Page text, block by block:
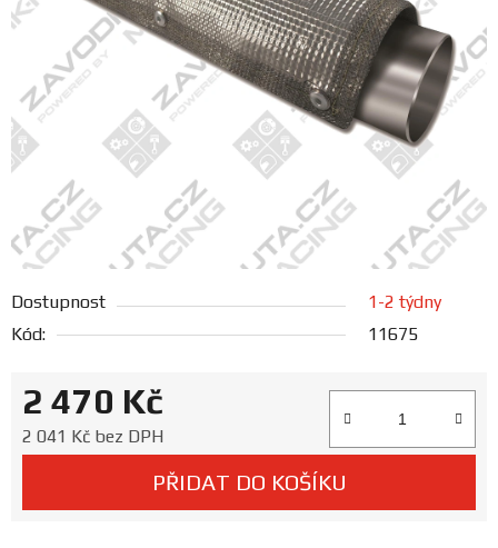
Profil
firmy
Obchodní
podmínky
Doprava
Blog
a
katalogy
Dostupnost
1-2 týdny
Kód:
11675
2 470 Kč
2 041 Kč bez DPH
PŘIDAT DO KOŠÍKU